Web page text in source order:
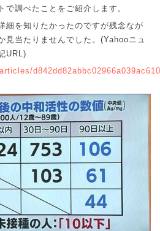
調べたことをご紹介します。
細を知りたかったのですが残念なが
見当たりませんでした。 (Yahooニュ
URL)